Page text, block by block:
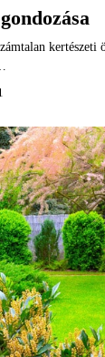
kertészeti